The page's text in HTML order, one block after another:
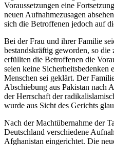
Voraussetzungen eine
neuen Aufnahmezusagen
sich die Betroffenen jedoch auf
Bei der Frau und ihrer Familie
bestandskräftig geworden, so
erfüllten die Betroffenen die
seien keine
Menschen sei geklärt. Der
Abschiebung aus Pakistan nach
der Herrschaft der
wurde aus Sicht des Gerichts
Nach der Machtübernahme der
Deutschland verschiedene
Afghanistan eingerichtet. Die